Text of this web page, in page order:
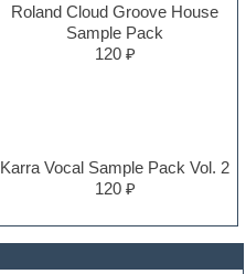
Roland Cloud Groove House
Sample Pack
120 ₽
Karra Vocal Sample Pack Vol. 2
120 ₽